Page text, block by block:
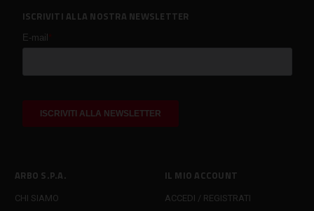
ARBO S.P.A.
CHI SIAMO
IL MIO ACCOUNT
ACCEDI / REGISTRATI
ISCRIVITI ALLA NOSTRA NEWSLETTER